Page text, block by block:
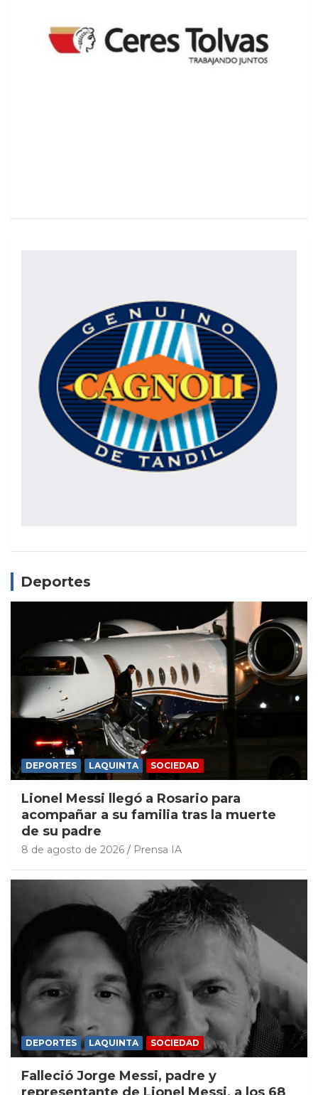
Deportes
DEPORTES LAQUINTA SOCIEDAD
Lionel Messi llegó a Rosario para
acompañar a su familia tras la muerte
de su padre
8 de agosto de 2026 Prensa IA
DEPORTES LAQUINTA SOCIEDAD
Falleció Jorge Messi, padre y